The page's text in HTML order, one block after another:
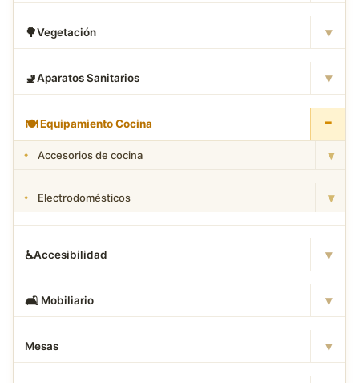
🌳Vegetación ▾
🚽Aparatos Sanitarios ▾
🍽️ Equipamiento Cocina −
Accesorios de cocina ▾
Electrodomésticos ▾
♿Accesibilidad ▾
🛋 ️ Mobiliario ▾
Mesas ▾